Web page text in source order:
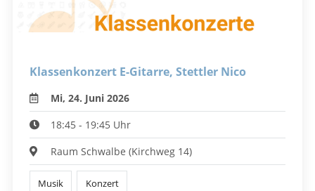
Klassenkonzert E-Gitarre, Stettler Nico
Mi, 24. Juni 2026
18:45 - 19:45 Uhr
Raum Schwalbe (Kirchweg 14)
Musik Konzert